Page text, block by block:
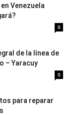
Venezuela
0
de la línea de
– Yaracuy
0
para reparar